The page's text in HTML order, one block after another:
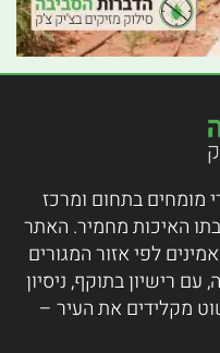
מומחים בתחום ומרכז
האיכות מחמיר. האתר
לפי אזור המגורים
רישיון בתוקף, ניסיון
מקלידים את העיר –